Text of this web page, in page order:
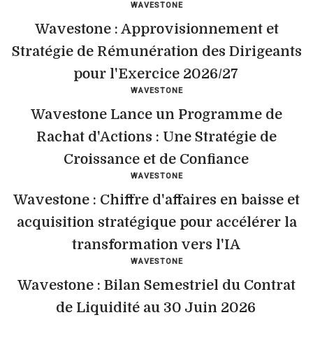
WAVESTONE
Wavestone : Approvisionnement et
Stratégie de Rémunération des Dirigeants
pour l'Exercice 2026/27
WAVESTONE
Wavestone Lance un Programme de
Rachat d'Actions : Une Stratégie de
Croissance et de Confiance
WAVESTONE
Wavestone : Chiffre d'affaires en baisse et
acquisition stratégique pour accélérer la
transformation vers l'IA
WAVESTONE
Wavestone : Bilan Semestriel du Contrat
de Liquidité au 30 Juin 2026